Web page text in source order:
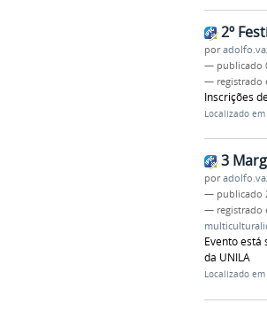
2º
por
— publicado
— registrado
Inscrições
Localizado em
3
por
— publicado
— registrado
Evento está
da UNILA
Localizado em